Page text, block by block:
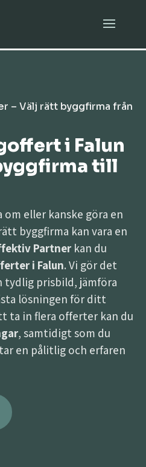
– Välj rätt byggfirma från
i Falun
till
om eller kanske göra en
byggfirma kan vara en
Partner kan du
i Falun. Vi gör det
tydlig prisbild, jämföra
lösningen för ditt
ta in flera offerter kan du
, samtidigt som du
en pålitlig och erfaren